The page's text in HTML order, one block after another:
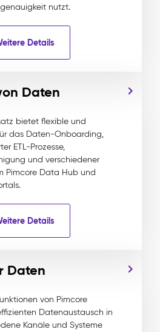
nutzt.
Details
Daten
bietet flexible und
das Daten-Onboarding,
ETL-Prozesse,
und verschiedener
Pimcore Data Hub und
Details
Daten
von Pimcore
Datenaustausch in
Kanäle und Systeme